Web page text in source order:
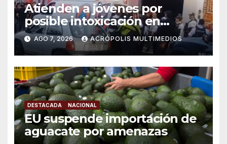
Atienden a jóvenes por
posible intoxicación en
Orizaba
AGO 7, 2026 ACRÓPOLIS MULTIMEDIOS
DESTACADA NACIONAL
EU suspende importación de
aguacate por amenazas